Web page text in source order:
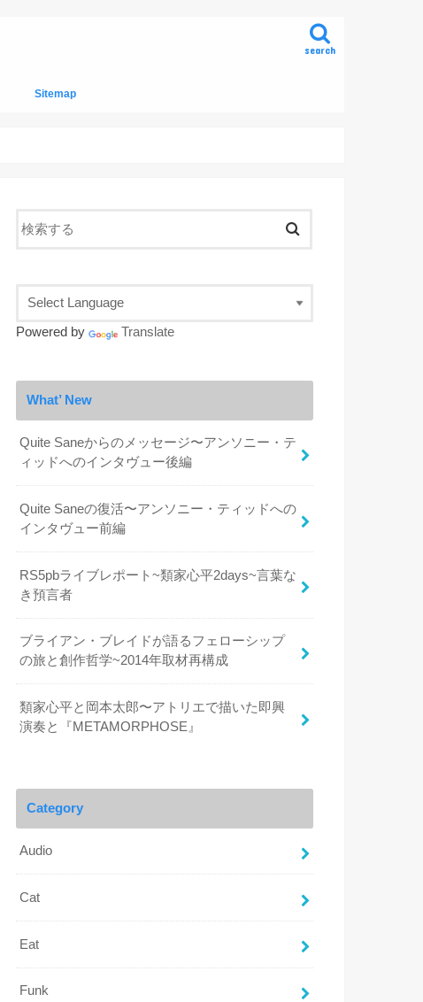
search
Sitemap
Powered by Translate
What’ New
Quite Saneからのメッセージ〜アンソニー・テ
ィッドへのインタヴュー後編
Quite Saneの復活〜アンソニー・ティッドへの
インタヴュー前編
RS5pbライブレポート~類家心平2days~言葉な
き預言者
ブライアン・ブレイドが語るフェローシップ
の旅と創作哲学~2014年取材再構成
類家心平と岡本太郎〜アトリエで描いた即興
演奏と『METAMORPHOSE』
Category
Audio
Cat
Eat
Funk